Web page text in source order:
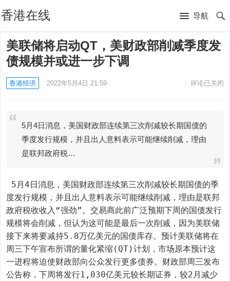
香港在线 导航
美联储将启动QT，美财政部削减季度发
债规模并或进一步下调
香港经济 2022年5月4日 21:59 评论已关闭
5月4日消息，美国财政部连续第三次削减较长期国债的
季度发行规模，并且出人意料表示可能继续削减，理由
是联邦政府税…
度发行规模，并且出人意料表示可能继续削减，理由是联邦
政府税收收入“强劲”。交易商此前广泛预期下周的国债发行
规模将会削减，但认为这可能是最后一次削减，因为美联储
接下来将要减持5.8万亿美元的国债库存。预计美联储将在
周三下午宣布所谓的量化紧缩(QT)计划，市场原本预计这
一进程将迫使财政部向公众发行更多债券。财政部周三发布
公告称，下周将发行1,030亿美元较长期证券，较2月减少